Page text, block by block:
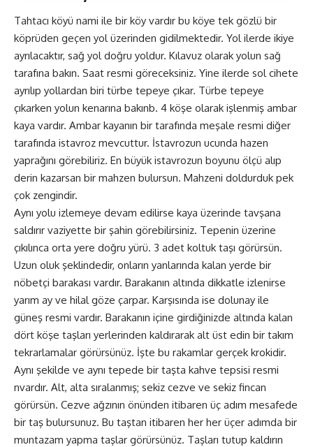
Tahtacı köyü nami ile bir köy vardır bu köye tek gözlü bir
köprüden geçen yol üzerinden gidilmektedir. Yol ilerde ikiye
ayrılacaktır, sağ yol doğru yoldur. Kılavuz olarak yolun sağ
tarafına bakın. Saat resmi göreceksiniz. Yine ilerde sol cihete
ayrılıp yollardan biri türbe tepeye çıkar. Türbe tepeye
çıkarken yolun kenarına bakınb. 4 köşe olarak işlenmiş ambar
kaya vardır. Ambar kayanın bir tarafında meşale resmi diğer
tarafında istavroz mevcuttur. İstavrozun ucunda hazen
yaprağını görebiliriz. En büyük istavrozun boyunu ölçü alıp
derin kazarsan bir mahzen bulursun. Mahzeni doldurduk pek
çok zengindir.
Aynı yolu izlemeye devam edilirse kaya üzerinde tavşana
saldırır vaziyette bir şahin görebilirsiniz. Tepenin üzerine
çıkılınca orta yere doğru yürü. 3 adet koltuk taşı görürsün.
Uzun oluk şeklindedir, onların yanlarında kalan yerde bir
nöbetçi barakası vardır. Barakanın altında dikkatle izlenirse
yarım ay ve hilal göze çarpar. Karşısında ise dolunay ile
güneş resmi vardır. Barakanın içine girdiğinizde altında kalan
dört köşe taşları yerlerinden kaldırarak alt üst edin bir takım
tekrarlamalar görürsünüz. İşte bu rakamlar gerçek krokidir.
Aynı şekilde ve aynı tepede bir taşta kahve tepsisi resmi
nvardır. Alt, alta sıralanmış; sekiz cezve ve sekiz fincan
görürsün. Cezve ağzının önünden itibaren üç adım mesafede
bir taş bulursunuz. Bu taştan itibaren her her üçer adımda bir
muntazam yapma taşlar görürsünüz. Taşları tutup kaldırın